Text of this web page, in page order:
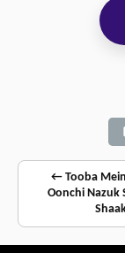
← Tooba Mein
Oonchi Nazuk